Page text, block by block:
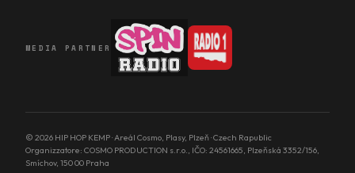
MEDIA PARTNER
© 2026 HIP HOP KEMP · Areál Cosmo, Plasy, Plzeň · Czech Rapublic
Organizzatore: COSMO PRODUCTION s.r.o., IČO: 24561665, Plzeňská 3352/156,
Smíchov, 150 00 Praha